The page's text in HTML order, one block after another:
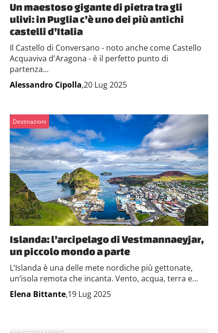
Un maestoso gigante di pietra tra gli
ulivi: in Puglia c’è uno dei più antichi
castelli d’Italia
Il Castello di Conversano - noto anche come Castello
Acquaviva d'Aragona - è il perfetto punto di
partenza...
Alessandro Cipolla,20 Lug 2025
Destinazioni
Islanda: l’arcipelago di Vestmannaeyjar,
un piccolo mondo a parte
L’Islanda è una delle mete nordiche più gettonate,
un’isola remota che incanta. Vento, acqua, terra e...
Elena Bittante,19 Lug 2025